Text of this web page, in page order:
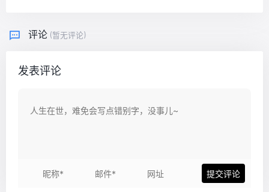
评论 (暂无评论)
发表评论